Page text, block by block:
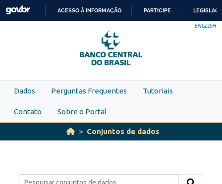
Skip to main content
PARA
O
CONTEÚDO
ACESSO À INFORMAÇÃO PARTICIPE
ENGLISH
Dados Perguntas Frequentes Tutoriais
Contato Sobre o Portal
Conjuntos de dados